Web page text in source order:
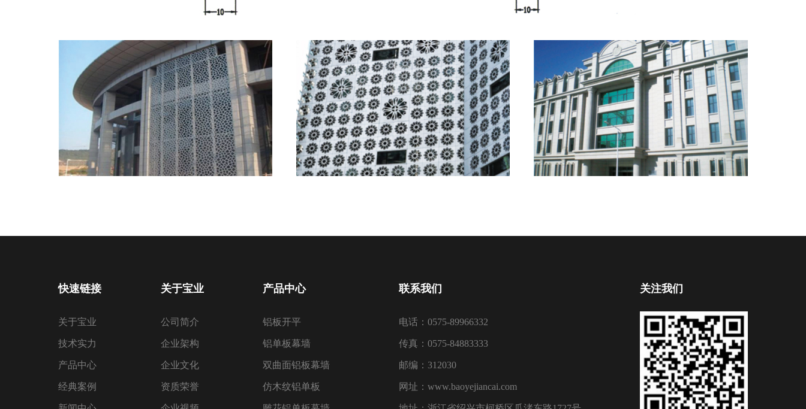
快速链接
关于宝业
技术实力
产品中心
经典案例
关于宝业
公司简介
企业架构
企业文化
资质荣誉
产品中心
铝板开平
铝单板幕墙
双曲面铝板幕墙
仿木纹铝单板
联系我们
电话：0575-89966332
传真：0575-84883333
邮编：312030
网址：www.baoyejiancai.com
关注我们